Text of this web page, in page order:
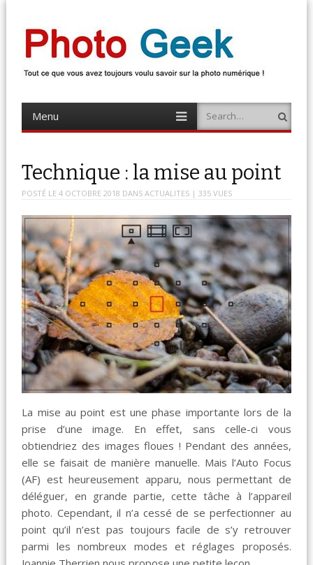
Photo Geek
Menu
content
Search
Technique : la mise au point
POSTÉ LE4 OCTOBRE 2018 DANSACTUALITES | 335 VUES
La mise au point est une phase importante lors de la
prise d’une image. En effet, sans celle-ci vous
obtiendriez des images floues ! Pendant des années,
elle se faisait de manière manuelle. Mais l’Auto Focus
(AF) est heureusement apparu, nous permettant de
déléguer, en grande partie, cette tâche à l’appareil
photo. Cependant, il n’a cessé de se perfectionner au
point qu’il n’est pas toujours facile de s’y retrouver
parmi les nombreux modes et réglages proposés.